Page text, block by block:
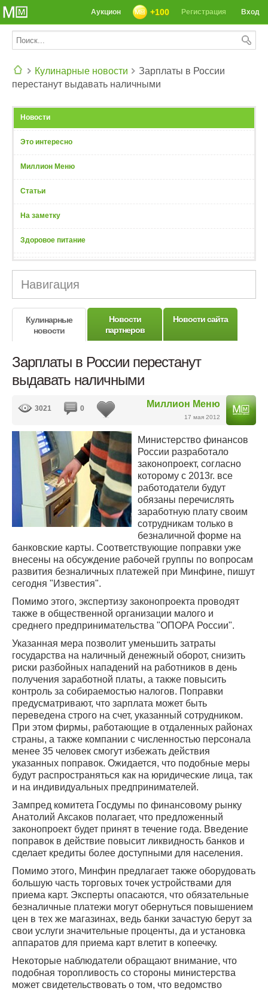
Вход
Регистрация
+100
Аукцион
Кулинарные новости
Зарплаты в России
перестанут выдавать наличными
Новости
Это интересно
Миллион Меню
Статьи
На заметку
Здоровое питание
Навигация
Кулинарные
новости
Новости
партнеров
Новости сайта
Зарплаты в России перестанут
выдавать наличными
Миллион Меню
17 мая 2012
3021 0
Министерство финансов
России разработало
законопроект, согласно
которому с 2013г. все
работодатели будут
обязаны перечислять
заработную плату своим
сотрудникам только в
безналичной форме на
банковские карты. Соответствующие поправки уже
внесены на обсуждение рабочей группы по вопросам
развития безналичных платежей при Минфине, пишут
сегодня "Известия".
Помимо этого, экспертизу законопроекта проводят
также в общественной организации малого и
среднего предпринимательства "ОПОРА России".
Указанная мера позволит уменьшить затраты
государства на наличный денежный оборот, снизить
риски разбойных нападений на работников в день
получения заработной платы, а также повысить
контроль за собираемостью налогов. Поправки
предусматривают, что зарплата может быть
переведена строго на счет, указанный сотрудником.
При этом фирмы, работающие в отдаленных районах
страны, а также компании с численностью персонала
менее 35 человек смогут избежать действия
указанных поправок. Ожидается, что подобные меры
будут распространяться как на юридические лица, так
и на индивидуальных предпринимателей.
Зампред комитета Госдумы по финансовому рынку
Анатолий Аксаков полагает, что предложенный
законопроект будет принят в течение года. Введение
поправок в действие повысит ликвидность банков и
сделает кредиты более доступными для населения.
Помимо этого, Минфин предлагает также оборудовать
большую часть торговых точек устройствами для
приема карт. Эксперты опасаются, что обязательные
безналичные платежи могут обернуться повышением
цен в тех же магазинах, ведь банки зачастую берут за
свои услуги значительные проценты, да и установка
аппаратов для приема карт влетит в копеечку.
Некоторые наблюдатели обращают внимание, что
подобная торопливость со стороны министерства
может свидетельствовать о том, что ведомство